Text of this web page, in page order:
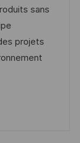
sans
projets